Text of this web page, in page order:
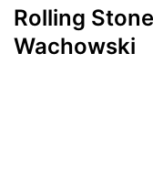
Rolling
Wachowski